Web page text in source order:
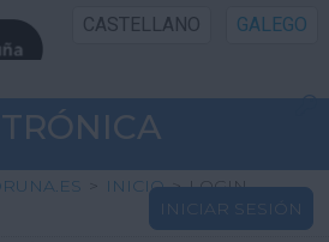
CASTELLANO GALEGO
INICIO SEDE
INICIO
> INICIO > LOGIN
INICIAR SESIÓN